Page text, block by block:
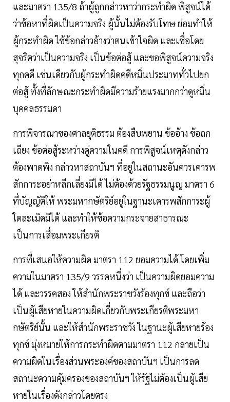
และมาตรา 135/8 ถ้าผู้ถูกกล่าวหาว่ากระทำผิด พิสูจน์ได้
ว่าข้อหาที่ผิดเป็นความจริง ผู้นั้นไม่ต้องรับโทษ ย่อมทำให้
ผู้กระทำผิด ใช้ข้อกล่าวอ้างว่าตนเข้าใจผิด และเชื่อโดย
สุจริตว่าเป็นความจริง เป็นข้อต่อสู้ และขอพิสูจน์ความจริง
ทุกคดี เช่นเดียวกับผู้กระทำผิดคดีหมิ่นประมาททั่วไปยก
ต่อสู้ ทั้งที่ลักษณะกระทำผิดมีความร้ายแรงมากกว่าดูหมิ่น
บุคคลธรรมดา
การพิจารณาของศาลยุติธรรม ต้องสืบพยาน ข้ออ้าง ข้อถก
เถียง ข้อต่อสู้ระหว่างคู่ความในคดี การพิสูจน์เหตุดังกล่าว
ต้องพาดพิง กล่าวหาสถาบันฯ ที่อยู่ในสถานะอันควรเคารพ
สักการะอย่าหลีกเลี่ยงมิได้ ไม่ต้องด้วยรัฐธรรมนูญ มาตรา 6
ที่บัญญัติให้ พระมหากษัตริย์อยู่ในฐานะเคารพสักการะผู้
ใดละเมิดมิได้ และทำให้ข้อความกระจายสาธารณะ
เป็นการเสื่อมพระเกียรติ
การที่เสนอให้ความผิด มาตรา 112 ยอมความได้ โดยเพิ่ม
ความในมาตรา 135/9 วรรคหนึ่งว่า เป็นความผิดยอมความ
ได้ และวรรคสอง ให้สำนักพระราชวังร้องทุกข์ และถือว่า
เป็นผู้เสียหายในความผิดเกี่ยวกับพระเกียรติพระมหา
กษัตริย์นั้น และให้สำนักพระราชวัง ในฐานะผู้เสียหายร้อง
ทุกข์ มุ่งหมายให้การกระทำผิดตามมาตรา 112 กลายเป็น
ความผิดในเรื่องส่วนพระองค์ของสถาบันฯ เป็นการลด
สถานะความคุ้มครองของสถาบันฯ ให้รัฐไม่ต้องเป็นผู้เสีย
หายในเรื่องดังกล่าวโดยตรง